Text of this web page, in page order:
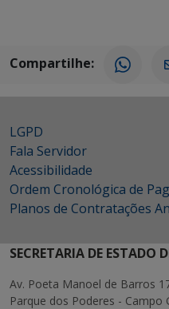
Compartilhe:
LGPD
Fala Servidor
Acessibilidade
Ordem Cronológica de
Planos de Contratações
SECRETARIA DE ESTADO
Av. Poeta Manoel de Barros
Parque dos Poderes - Campo